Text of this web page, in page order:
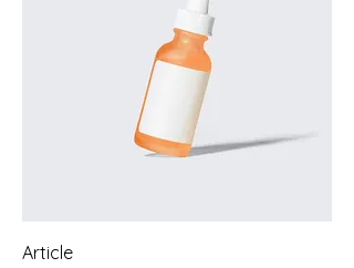
Article